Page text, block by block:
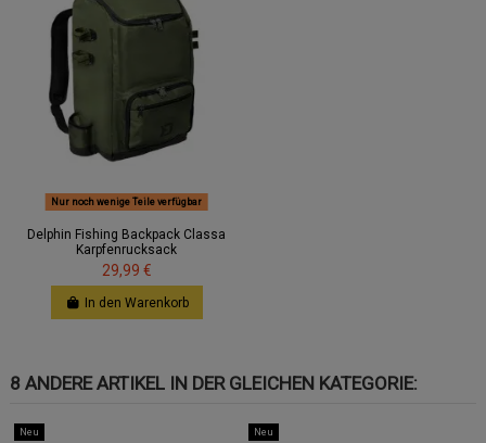
Nur noch wenige Teile verfügbar
Delphin Fishing Backpack Classa
Karpfenrucksack
29,99 €
In den Warenkorb
8 ANDERE ARTIKEL IN DER GLEICHEN KATEGORIE:
Neu Neu